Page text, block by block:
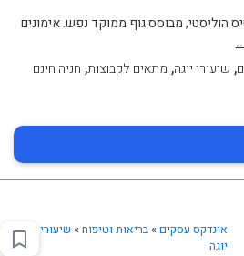
הוליסטי, מבוסס גוף ממוקד נפש. אימונים
, שיעורי יוגה, מתאים לקבוצות, חניה חינם
אינדקס עסקים »בריאות וטיפוח» שיעורי
יוגה